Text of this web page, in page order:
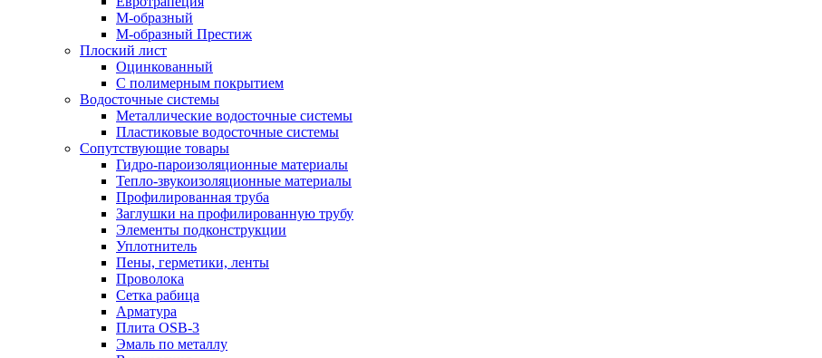
М-образный
М-образный Престиж
Плоский лист
Оцинкованный
С полимерным покрытием
Водосточные системы
Металлические водосточные системы
Пластиковые водосточные системы
Сопутствующие товары
Гидро-пароизоляционные материалы
Тепло-звукоизоляционные материалы
Профилированная труба
Заглушки на профилированную трубу
Элементы подконструкции
Уплотнитель
Пены, герметики, ленты
Проволока
Сетка рабица
Арматура
Плита OSB-3
Эмаль по металлу